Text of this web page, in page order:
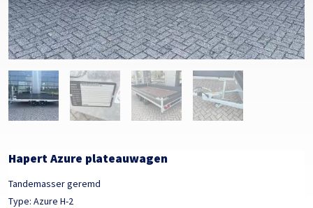
Hapert Azure plateauwagen
Tandemasser geremd
Type: Azure H-2